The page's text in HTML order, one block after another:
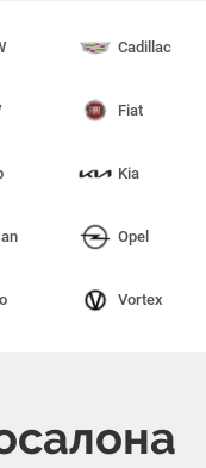
Cadillac
Fiat
Kia
Opel
Vortex